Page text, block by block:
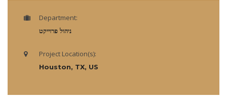
Department:
ניהול פרוייקט
Project Location(s):
Houston, TX, US